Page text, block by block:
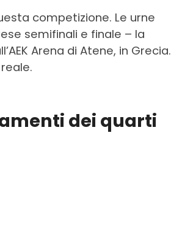
competizione. Le urne
semifinali e finale – la
Arena di Atene, in Grecia.
dei quarti